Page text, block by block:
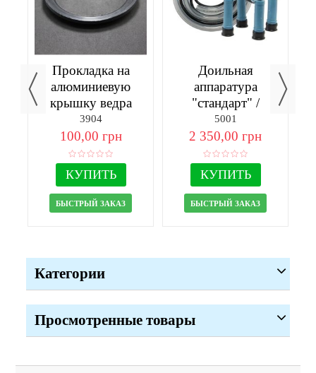
Прокладка на
алюминиевую
крышку ведра
3904
100,00 грн
КУПИТЬ
БЫСТРЫЙ ЗАКАЗ
Доильная
аппаратура
"стандарт" /
стаканы
полипропилен/
5001
2 350,00 грн
КУПИТЬ
БЫСТРЫЙ ЗАКАЗ
Категории
Просмотренные товары